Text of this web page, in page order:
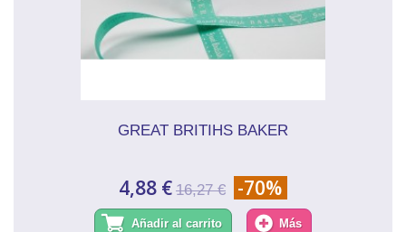
GREAT BRITIHS BAKER
4,88 € 16,27 € -70%
Añadir al carrito Más